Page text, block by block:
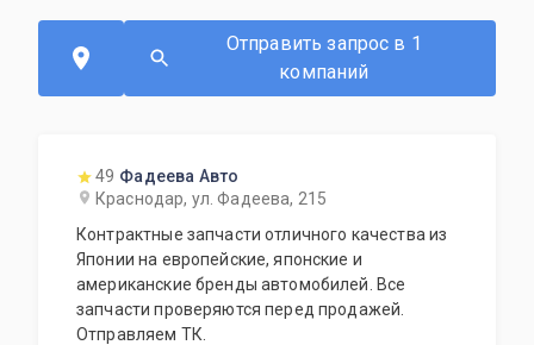
Отправить запрос в 1
компаний
49 Фадеева Авто
Краснодар, ул. Фадеева, 215
Контрактные запчасти отличного качества из
Японии на европейские, японские и
американские бренды автомобилей. Все
запчасти проверяются перед продажей.
Отправляем ТК.